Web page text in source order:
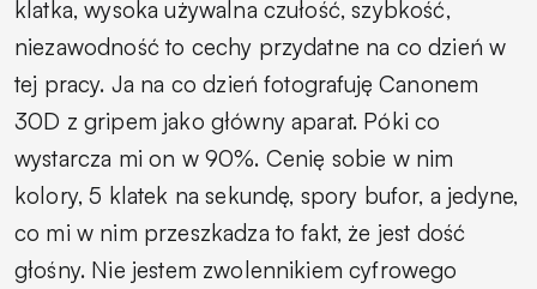
klatka, wysoka używalna czułość, szybkość,
niezawodność to cechy przydatne na co dzień w
tej pracy. Ja na co dzień fotografuję Canonem
30D z gripem jako główny aparat. Póki co
wystarcza mi on w 90%. Cenię sobie w nim
kolory, 5 klatek na sekundę, spory bufor, a jedyne,
co mi w nim przeszkadza to fakt, że jest dość
głośny. Nie jestem zwolennikiem cyfrowego